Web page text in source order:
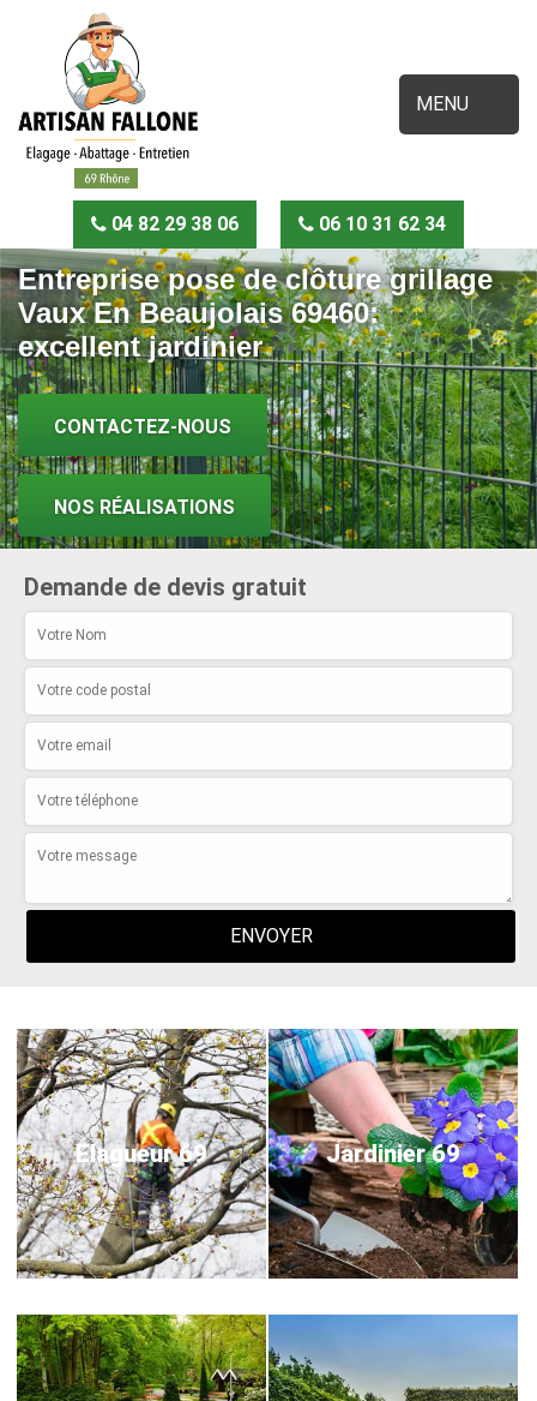
MENU
04 82 29 38 06 06 10 31 62 34
Entreprise pose de clôture grillage
Vaux En Beaujolais 69460:
excellent jardinier
CONTACTEZ-NOUS
NOS RÉALISATIONS
Demande de devis gratuit
Elagueur 69 Jardinier 69